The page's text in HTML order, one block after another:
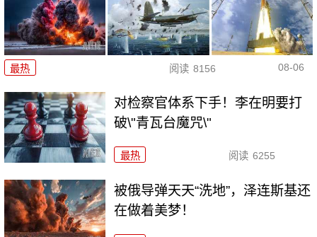
最热 阅读 8156 08-06
对检察官体系下手！李在明要打
破\"青瓦台魔咒\"
最热 阅读 6255
被俄导弹天天“洗地”，泽连斯基还
在做着美梦！